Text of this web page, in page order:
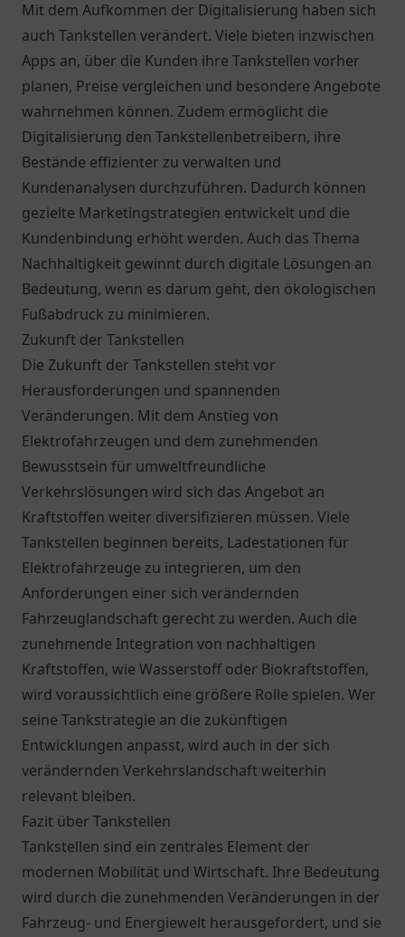
Mit dem Aufkommen der Digitalisierung haben sich
auch Tankstellen verändert. Viele bieten inzwischen
Apps an, über die Kunden ihre Tankstellen vorher
planen, Preise vergleichen und besondere Angebote
wahrnehmen können. Zudem ermöglicht die
Digitalisierung den Tankstellenbetreibern, ihre
Bestände effizienter zu verwalten und
Kundenanalysen durchzuführen. Dadurch können
gezielte Marketingstrategien entwickelt und die
Kundenbindung erhöht werden. Auch das Thema
Nachhaltigkeit gewinnt durch digitale Lösungen an
Bedeutung, wenn es darum geht, den ökologischen
Fußabdruck zu minimieren.
Zukunft der Tankstellen
Die Zukunft der Tankstellen steht vor
Herausforderungen und spannenden
Veränderungen. Mit dem Anstieg von
Elektrofahrzeugen und dem zunehmenden
Bewusstsein für umweltfreundliche
Verkehrslösungen wird sich das Angebot an
Kraftstoffen weiter diversifizieren müssen. Viele
Tankstellen beginnen bereits, Ladestationen für
Elektrofahrzeuge zu integrieren, um den
Anforderungen einer sich verändernden
Fahrzeuglandschaft gerecht zu werden. Auch die
zunehmende Integration von nachhaltigen
Kraftstoffen, wie Wasserstoff oder Biokraftstoffen,
wird voraussichtlich eine größere Rolle spielen. Wer
seine Tankstrategie an die zukünftigen
Entwicklungen anpasst, wird auch in der sich
verändernden Verkehrslandschaft weiterhin
relevant bleiben.
Fazit über Tankstellen
Tankstellen sind ein zentrales Element der
modernen Mobilität und Wirtschaft. Ihre Bedeutung
wird durch die zunehmenden Veränderungen in der
Fahrzeug- und Energiewelt herausgefordert, und sie